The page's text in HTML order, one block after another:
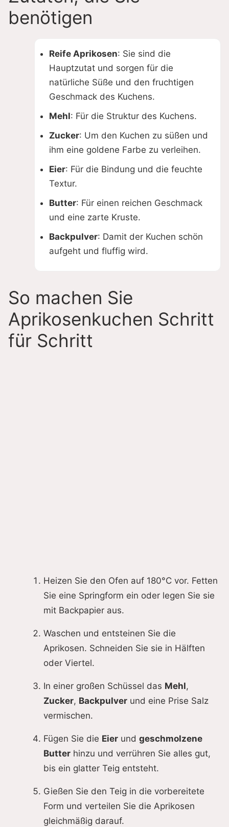
benötigen
Reife Aprikosen: Sie sind die
Hauptzutat und sorgen für die
natürliche Süße und den fruchtigen
Geschmack des Kuchens.
Mehl: Für die Struktur des Kuchens.
Zucker: Um den Kuchen zu süßen und
ihm eine goldene Farbe zu verleihen.
Eier: Für die Bindung und die feuchte
Textur.
Butter: Für einen reichen Geschmack
und eine zarte Kruste.
Backpulver: Damit der Kuchen schön
aufgeht und fluffig wird.
So machen Sie
Aprikosenkuchen Schritt
für Schritt
Heizen Sie den Ofen auf 180°C vor. Fetten
Sie eine Springform ein oder legen Sie sie
mit Backpapier aus.
Waschen und entsteinen Sie die
Aprikosen. Schneiden Sie sie in Hälften
oder Viertel.
In einer großen Schüssel das Mehl,
Zucker, Backpulver und eine Prise Salz
vermischen.
Fügen Sie die Eier und geschmolzene
Butter hinzu und verrühren Sie alles gut,
bis ein glatter Teig entsteht.
Gießen Sie den Teig in die vorbereitete
Form und verteilen Sie die Aprikosen
gleichmäßig darauf.